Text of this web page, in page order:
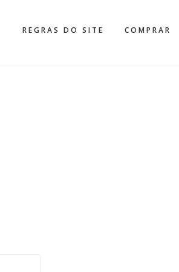
REGRAS DO SITE COMPRAR